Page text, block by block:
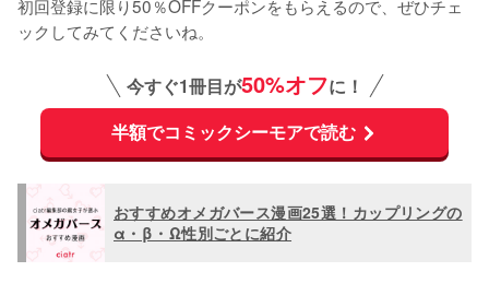
初回登録に限り50％OFFクーポンをもらえるので、ぜひチェ
ックしてみてくださいね。
今すぐ1冊目が50%オフに！
半額でコミックシーモアで読む
おすすめオメガバース漫画25選！カップリングの
α・β・Ω性別ごとに紹介